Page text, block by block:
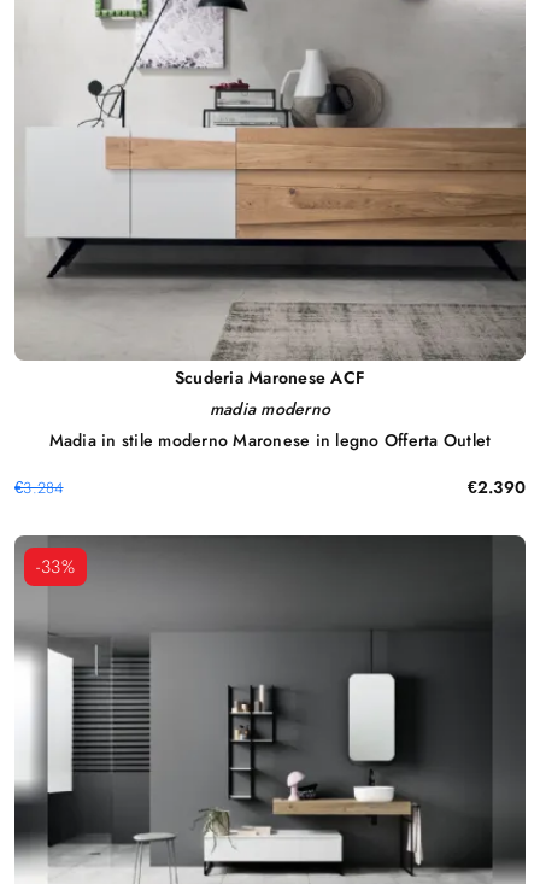
Scuderia Maronese ACF
madia moderno
Madia in stile moderno Maronese in legno Offerta Outlet
€3.284 €2.390
-33%